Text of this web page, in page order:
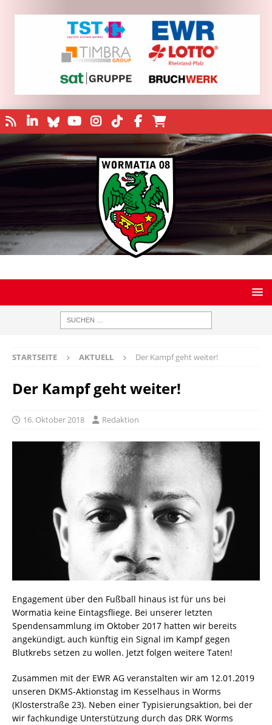
STARTSEITE AKTUELL Der Kampf geht weiter!
Der Kampf geht weiter!
16. Oktober 2018 Redaktion
Engagement über den Fußball hinaus ist für uns bei
Wormatia keine Eintagsfliege. Bei unserer letzten
Spendensammlung im Oktober 2017 hatten wir bereits
angekündigt, auch künftig ein Signal im Kampf gegen
Blutkrebs setzen zu wollen. Jetzt folgen weitere Taten!
Zusammen mit der EWR AG veranstalten wir am 12.01.2019
unseren DKMS-Aktionstag im Kesselhaus in Worms
(Klosterstraße 23). Neben einer Typisierungsaktion, bei der
wir fachkundige Unterstützung durch das DRK Worms